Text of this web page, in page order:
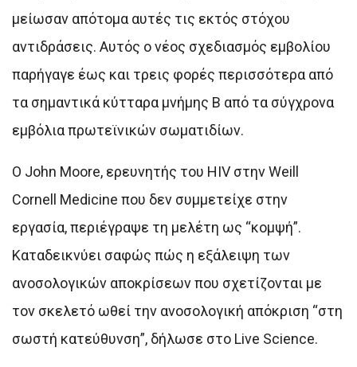
μείωσαν απότομα αυτές τις εκτός στόχου
αντιδράσεις. Αυτός ο νέος σχεδιασμός εμβολίου
παρήγαγε έως και τρεις φορές περισσότερα από
τα σημαντικά κύτταρα μνήμης Β από τα σύγχρονα
εμβόλια πρωτεϊνικών σωματιδίων.
Ο John Moore, ερευνητής του HIV στην Weill
Cornell Medicine που δεν συμμετείχε στην
εργασία, περιέγραψε τη μελέτη ως “κομψή”.
Καταδεικνύει σαφώς πώς η εξάλειψη των
ανοσολογικών αποκρίσεων που σχετίζονται με
τον σκελετό ωθεί την ανοσολογική απόκριση “στη
σωστή κατεύθυνση”, δήλωσε στο Live Science.